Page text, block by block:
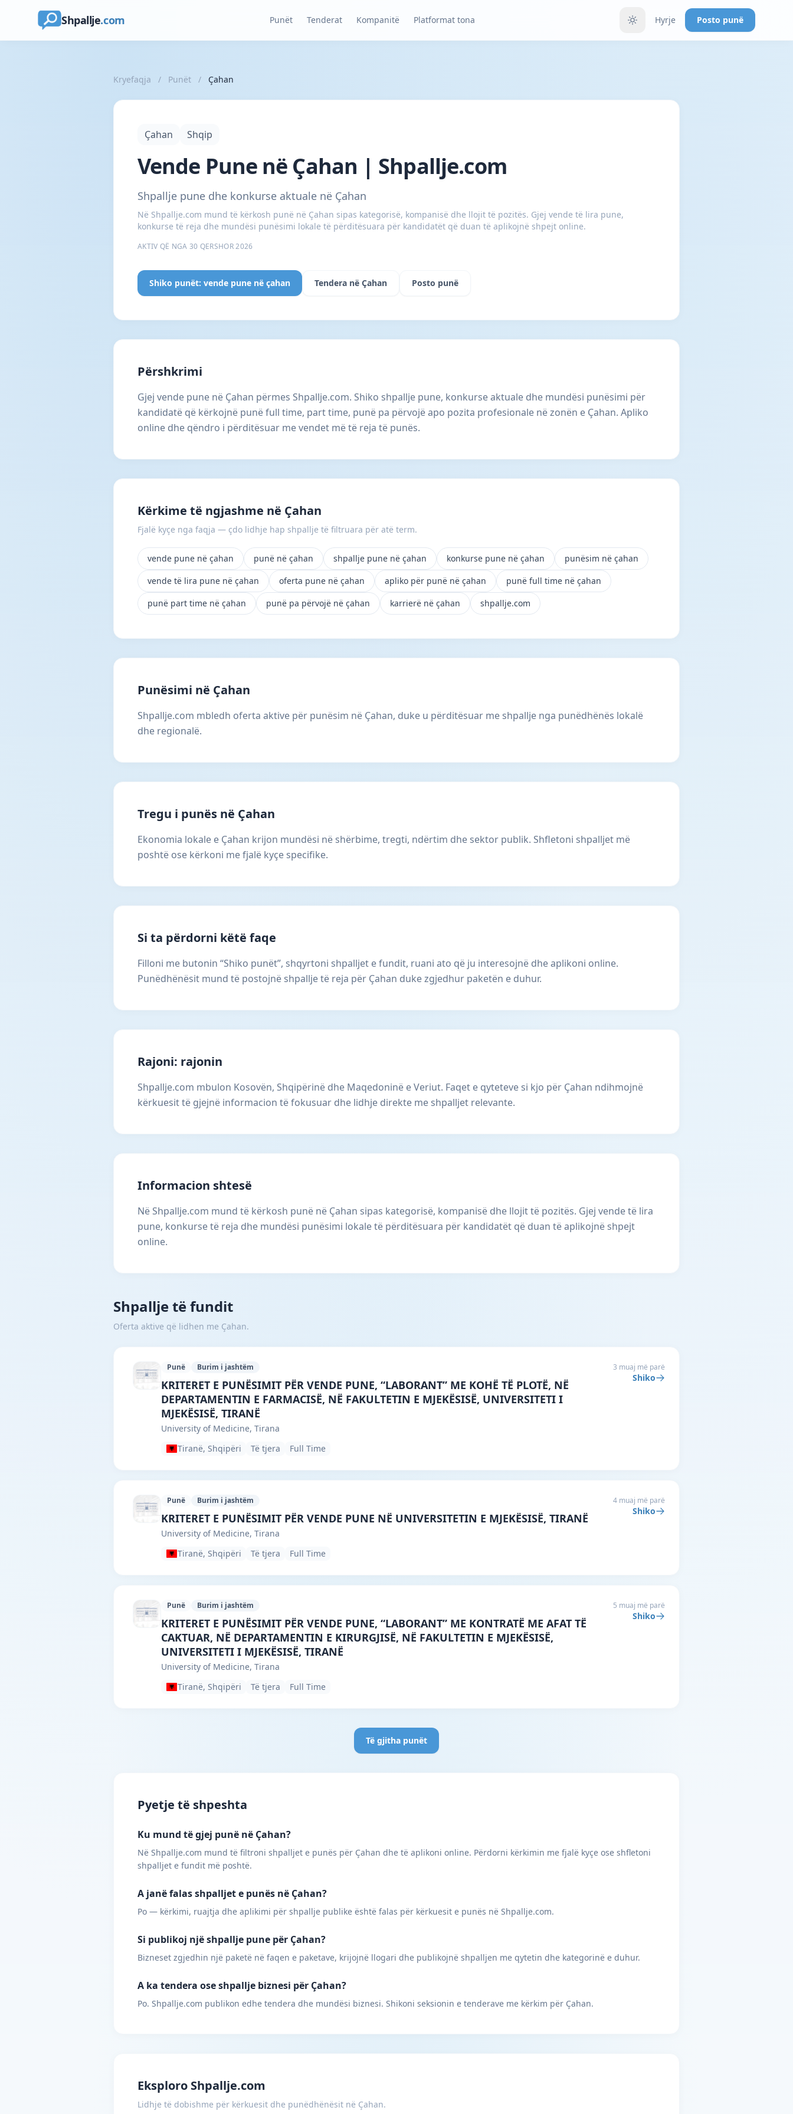
Shpallje.com Punët Tenderat Kompanitë Platformat tona Hyrje Posto punë
Kryefaqja / Punët / Çahan
Çahan Shqip
Vende Pune në Çahan | Shpallje.com
Shpallje pune dhe konkurse aktuale në Çahan
Në Shpallje.com mund të kërkosh punë në Çahan sipas kategorisë, kompanisë dhe llojit të pozitës. Gjej vende të lira pune,
konkurse të reja dhe mundësi punësimi lokale të përditësuara për kandidatët që duan të aplikojnë shpejt online.
AKTIV QË NGA 30 QERSHOR 2026
Shiko punët: vende pune në çahan Tendera në Çahan Posto punë
Përshkrimi
Gjej vende pune në Çahan përmes Shpallje.com. Shiko shpallje pune, konkurse aktuale dhe mundësi punësimi për
kandidatë që kërkojnë punë full time, part time, punë pa përvojë apo pozita profesionale në zonën e Çahan. Apliko
online dhe qëndro i përditësuar me vendet më të reja të punës.
Kërkime të ngjashme në Çahan
Fjalë kyçe nga faqja — çdo lidhje hap shpallje të filtruara për atë term.
vende pune në çahan punë në çahan shpallje pune në çahan konkurse pune në çahan
punësim në çahan
vende të lira pune në çahan
oferta pune në çahan apliko për punë në çahan
punë full time në çahan
punë part time në çahan
punë pa përvojë në çahan karrierë në çahan shpallje.com
Punësimi në Çahan
Shpallje.com mbledh oferta aktive për punësim në Çahan, duke u përditësuar me shpallje nga punëdhënës lokalë
dhe regionalë.
Tregu i punës në Çahan
Ekonomia lokale e Çahan krijon mundësi në shërbime, tregti, ndërtim dhe sektor publik. Shfletoni shpalljet më
poshtë ose kërkoni me fjalë kyçe specifike.
Si ta përdorni këtë faqe
Filloni me butonin “Shiko punët”, shqyrtoni shpalljet e fundit, ruani ato që ju interesojnë dhe aplikoni online.
Punëdhënësit mund të postojnë shpallje të reja për Çahan duke zgjedhur paketën e duhur.
Rajoni: rajonin
Shpallje.com mbulon Kosovën, Shqipërinë dhe Maqedoninë e Veriut. Faqet e qyteteve si kjo për Çahan ndihmojnë
kërkuesit të gjejnë informacion të fokusuar dhe lidhje direkte me shpalljet relevante.
Informacion shtesë
Në Shpallje.com mund të kërkosh punë në Çahan sipas kategorisë, kompanisë dhe llojit të pozitës. Gjej vende të lira
pune, konkurse të reja dhe mundësi punësimi lokale të përditësuara për kandidatët që duan të aplikojnë shpejt
online.
Shpallje të fundit
Oferta aktive që lidhen me Çahan.
Punë Burim i jashtëm
University of Medicine, Tirana · Tiranë · #5511 —
KRITERET E PUNËSIMIT PËR VENDE PUNE, “LABORANT” ME KOHË TË PLOTË, NË
DEPARTAMENTIN E FARMACISË, NË FAKULTETIN E MJEKËSISË, UNIVERSITETI I
MJEKËSISË, TIRANË
University of Medicine, Tirana
Tiranë, Shqipëri
Të tjera Full Time
3 muaj më parë
Shiko
Punë Burim i jashtëm
University of Medicine, Tirana · Tiranë · #4981 —
KRITERET E PUNËSIMIT PËR VENDE PUNE NË UNIVERSITETIN E MJEKËSISË, TIRANË
University of Medicine, Tirana
Tiranë, Shqipëri
Të tjera Full Time
4 muaj më parë
Shiko
Punë Burim i jashtëm
University of Medicine, Tirana · Tiranë · #3874 —
KRITERET E PUNËSIMIT PËR VENDE PUNE, “LABORANT” ME KONTRATË ME AFAT TË
CAKTUAR, NË DEPARTAMENTIN E KIRURGJISË, NË FAKULTETIN E MJEKËSISË,
UNIVERSITETI I MJEKËSISË, TIRANË
University of Medicine, Tirana
Tiranë, Shqipëri
Të tjera Full Time
5 muaj më parë
Shiko
Të gjitha punët
Pyetje të shpeshta
Ku mund të gjej punë në Çahan?
Në Shpallje.com mund të filtroni shpalljet e punës për Çahan dhe të aplikoni online. Përdorni kërkimin me fjalë kyçe ose shfletoni
shpalljet e fundit më poshtë.
A janë falas shpalljet e punës në Çahan?
Po — kërkimi, ruajtja dhe aplikimi për shpallje publike është falas për kërkuesit e punës në Shpallje.com.
Si publikoj një shpallje pune për Çahan?
Bizneset zgjedhin një paketë në faqen e paketave, krijojnë llogari dhe publikojnë shpalljen me qytetin dhe kategorinë e duhur.
A ka tendera ose shpallje biznesi për Çahan?
Po. Shpallje.com publikon edhe tendera dhe mundësi biznesi. Shikoni seksionin e tenderave me kërkim për Çahan.
Eksploro Shpallje.com
Lidhje të dobishme për kërkuesit dhe punëdhënësit në Çahan.